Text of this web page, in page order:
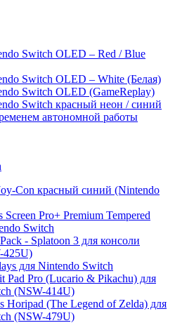
Switch OLED – Red / Blue
Switch OLED – White (Белая)
Switch OLED (GameReplay)
Switch красный неон / синий
автономной работы
Con красный синий (Nintendo
Pro+ Premium Tempered
Switch
- Splatoon 3 для консоли
425U)
для Nintendo Switch
Pad Pro (Lucario & Pikachu) для
(NSW-414U)
Horipad (The Legend of Zelda) для
(NSW-479U)